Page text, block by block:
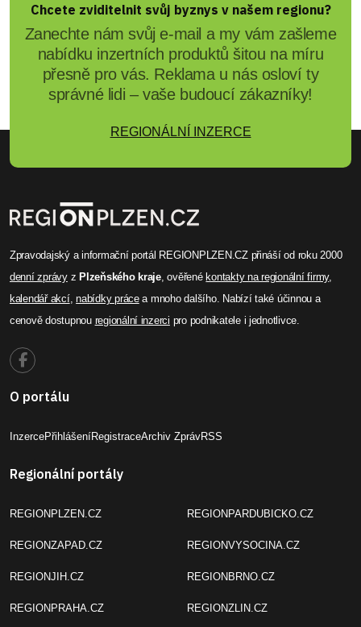
Chcete zviditelnit svůj byznys v našem regionu?
Zanechte nám svůj e-mail a my vám zašleme
nabídku inzertních produktů šitou na míru
přesně pro vás. Reklama u nás osloví ty
správné lidi – vaše budoucí zákazníky!
REGIONÁLNÍ INZERCE
Zpravodajský a informační portál REGIONPLZEN.CZ přináší od roku 2000
denní zprávyz Plzeňského kraje, ověřené kontakty na regionální firmy,
kalendář akcí,nabídky prácea mnoho dalšího. Nabízí také účinnou a
cenově dostupnou regionální inzerci pro podnikatele i jednotlivce.
O portálu
InzercePřihlášeníRegistraceArchiv ZprávRSS
Regionální portály
REGIONPLZEN.CZ
REGIONZAPAD.CZ
REGIONJIH.CZ
REGIONPRAHA.CZ
REGIONPARDUBICKO.CZ
REGIONVYSOCINA.CZ
REGIONBRNO.CZ
REGIONZLIN.CZ